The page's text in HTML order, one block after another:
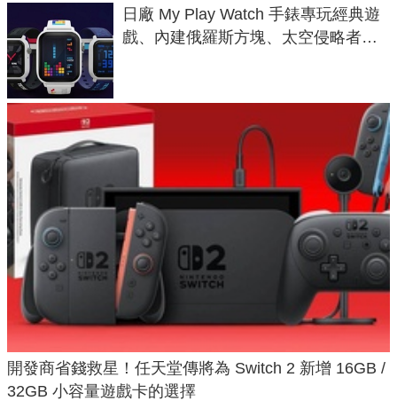
日廠 My Play Watch 手錶專玩經典遊
戲、內建俄羅斯方塊、太空侵略者，
開發商省錢救星！任天堂傳將為 Switch 2 新增 16GB /
32GB 小容量遊戲卡的選擇